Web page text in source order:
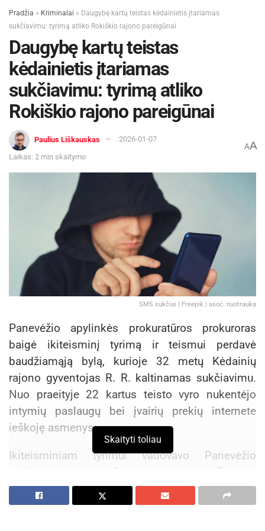
Pradžia » Kriminalai » Daugybę kartų teistas kėdainietis įtariamas
sukčiavimu: tyrimą atliko Rokiškio rajono pareigūnai
Daugybę kartų teistas
kėdainietis įtariamas
sukčiavimu: tyrimą atliko
Rokiškio rajono pareigūnai
Paulius Liškauskas
2026-01-07
Laikas: 2 min skaitymo
AA
SMS sukčiai | Freepik | asoc. nuotrauka
Panevėžio apylinkės prokuratūros prokuroras
baigė ikiteisminį tyrimą ir teismui perdavė
baudžiamąją bylą, kurioje 32 metų Kėdainių
rajono gyventojas R. R. kaltinamas sukčiavimu.
Nuo praeityje 22 kartus teisto vyro nukentėjo
intymių paslaugų bei įvairių prekių internete
ieškoję asmenys.
Ikiteisminiam tyrimui vadovavo Panevėžio
apylinkės prokuratūros prokuroras Evaldas
Šidlauskas, o tyrimą atliko Rokiškio rajono
policijos komisariato pareigūnai.
Skaityti toliau